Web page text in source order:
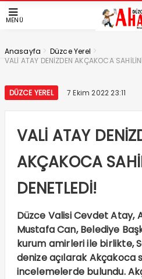
MENÜ
Anasayfa > Düzce Yerel >
VALİ ATAY DENİZDEN AKÇAKOCA
DÜZCE YEREL 7 Ekim 2022 23:11
VALİ ATAY
AKÇAKOCA
DENETLEDİ!
Düzce Valisi Cevdet Atay,
Mustafa Can, Belediye
kurum amirleri ile birlikte,
denize açılarak Akçakoca
incelemelerde bulundu.